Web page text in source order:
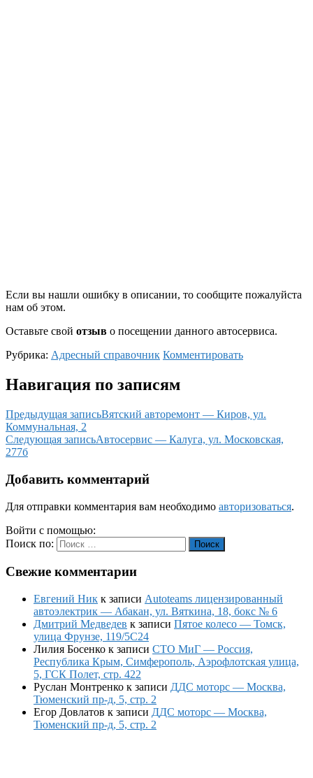
Если вы нашли ошибку в описании, то сообщите пожалуйста
нам об этом.
Оставьте свой отзыв о посещении данного автосервиса.
Рубрика: Адресный справочник Комментировать
Навигация по записям
Предыдущая записьВятский авторемонт — Киров, ул.
Коммунальная, 2
Следующая записьАвтосервис — Калуга, ул. Московская,
277б
Добавить комментарий
Для отправки комментария вам необходимо авторизоваться.
Войти с помощью:
Поиск по:
Поиск
Свежие комментарии
Евгений Ник к записи Autoteams лицензированный
автоэлектрик — Абакан, ул. Вяткина, 18, бокс № 6
Дмитрий Медведев к записи Пятое колесо — Томск,
улица Фрунзе, 119/5С24
Лилия Босенко к записи СТО МиГ — Россия,
Республика Крым, Симферополь, Аэрофлотская улица,
5, ГСК Полет, стр. 422
Руслан Монтренко к записи ДДС моторс — Москва,
Тюменский пр-д, 5, стр. 2
Егор Довлатов к записи ДДС моторс — Москва,
Тюменский пр-д, 5, стр. 2